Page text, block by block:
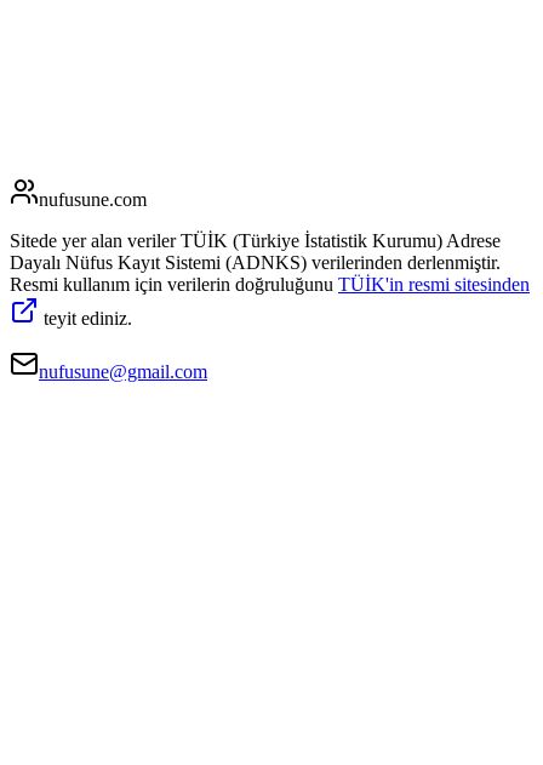
nufusune.com
Sitede yer alan veriler TÜİK (Türkiye İstatistik Kurumu) Adrese
Dayalı Nüfus Kayıt Sistemi (ADNKS) verilerinden derlenmiştir.
Resmi kullanım için verilerin doğruluğunu TÜİK'in resmi sitesinden
teyit ediniz.
nufusune@gmail.com